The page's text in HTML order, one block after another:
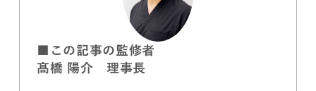
■この記事の監修者
髙橋 陽介 理事長